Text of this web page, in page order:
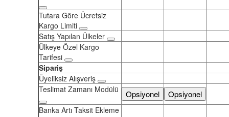
Tutara Göre Ücretsiz
Kargo Limiti
Satış Yapılan Ülkeler
Ülkeye Özel Kargo
Tarifesi
Sipariş
Üyeliksiz Alışveriş
Teslimat Zamanı Modülü
Opsiyonel Opsiyonel
Banka Artı Taksit Ekleme